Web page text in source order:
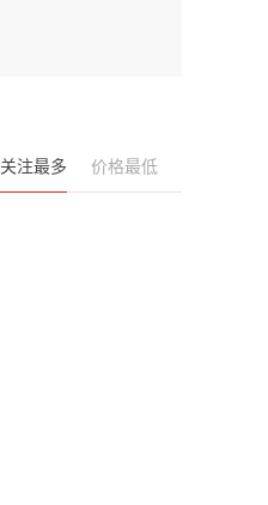
关注最多 价格最低